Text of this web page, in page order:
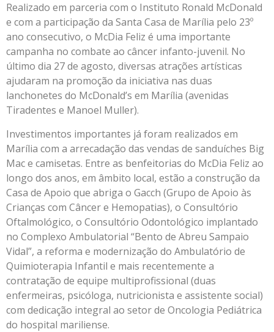
Realizado em parceria com o Instituto Ronald McDonald
e com a participação da Santa Casa de Marília pelo 23º
ano consecutivo, o McDia Feliz é uma importante
campanha no combate ao câncer infanto-juvenil. No
último dia 27 de agosto, diversas atrações artísticas
ajudaram na promoção da iniciativa nas duas
lanchonetes do McDonald’s em Marília (avenidas
Tiradentes e Manoel Muller).
Investimentos importantes já foram realizados em
Marília com a arrecadação das vendas de sanduíches Big
Mac e camisetas. Entre as benfeitorias do McDia Feliz ao
longo dos anos, em âmbito local, estão a construção da
Casa de Apoio que abriga o Gacch (Grupo de Apoio às
Crianças com Câncer e Hemopatias), o Consultório
Oftalmológico, o Consultório Odontológico implantado
no Complexo Ambulatorial “Bento de Abreu Sampaio
Vidal”, a reforma e modernização do Ambulatório de
Quimioterapia Infantil e mais recentemente a
contratação de equipe multiprofissional (duas
enfermeiras, psicóloga, nutricionista e assistente social)
com dedicação integral ao setor de Oncologia Pediátrica
do hospital mariliense.